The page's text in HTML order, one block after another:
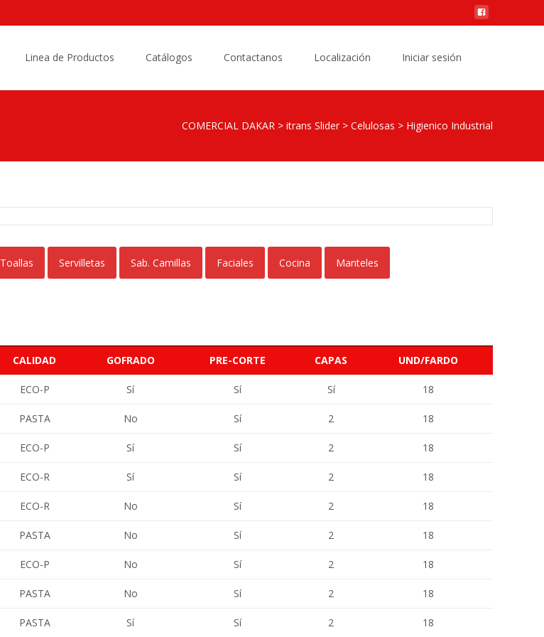
Linea de Productos Catálogos Contactanos Localización Iniciar sesión
COMERCIAL DAKAR > itrans Slider > Celulosas > Higienico Industrial
Toallas Servilletas Sab. Camillas Faciales Cocina Manteles
CALIDAD GOFRADO PRE-CORTE CAPAS UND/FARDO
ECO-P Sí Sí Sí 18
PASTA No Sí 2 18
ECO-P Sí Sí 2 18
ECO-R Sí Sí 2 18
ECO-R No Sí 2 18
PASTA No Sí 2 18
ECO-P No Sí 2 18
PASTA No Sí 2 18
PASTA Sí Sí 2 18